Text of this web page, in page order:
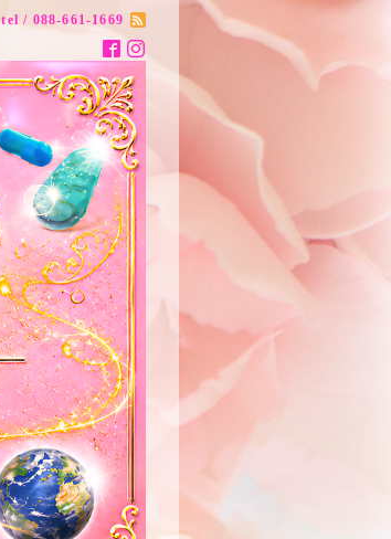
tel / 088-661-1669